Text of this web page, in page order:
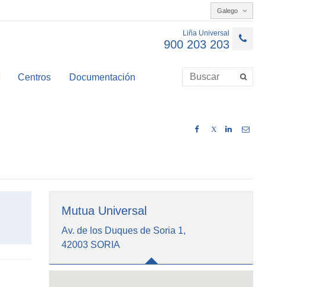
Galego
Liña Universal
900 203 203
Centros Documentación
X
Mutua Universal
Av. de los Duques de Soria 1,
42003 SORIA